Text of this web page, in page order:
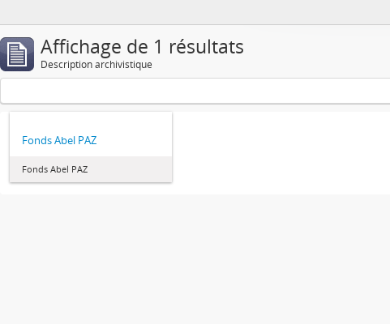
Affichage de 1 résultats
Description archivistique
Fonds Abel PAZ
Fonds Abel PAZ